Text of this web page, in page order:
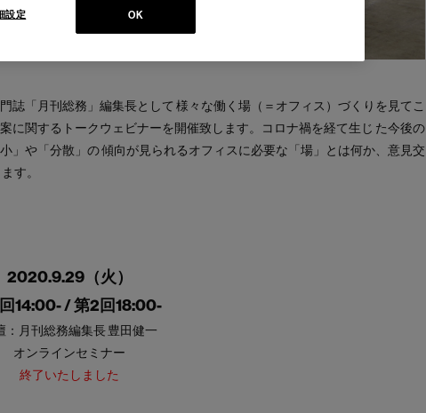
誌「月刊総務」編集長として 様々な働く場（＝オフィス）づくりを見てこ
に関するトークウェビナーを開催致します。コロナ禍を経て生じ た今後の
」や「分散」の 傾向が見られるオフィスに必要な「場」とは何か、意見交
す。
2020.9.29（火）
14:00- / 第2回18:00-
：月刊総務編集長 豊田健一
オンラインセミナー
終了いたしました
OK
設定